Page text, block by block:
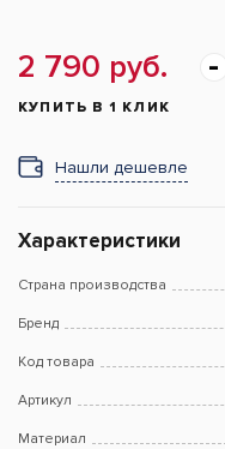
2 790 руб.
КУПИТЬ В 1 КЛИК
Нашли дешевле
Характеристики
Страна производства
Бренд
Код товара
Артикул
Материал